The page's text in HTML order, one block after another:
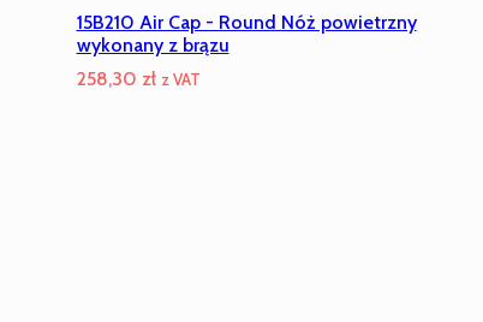
15B210 Air Cap - Round Nóż powietrzny
wykonany z brązu
258,30 zł z VAT